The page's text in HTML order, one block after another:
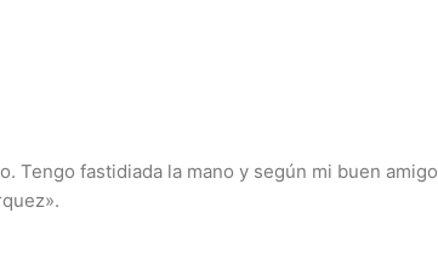
Tengo fastidiada la mano y según mi buen amigo